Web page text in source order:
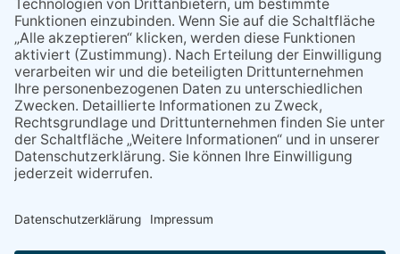
11.03.2026
"Plakatverbot für überregionale
Demos"
04.02.2026
Gelbe Tonne – Ein kleiner Blick
über den Tellerand
04.02.2026
Plastikersparnis durch Nutzung
von Gelber Tonne statt Säcken
NACH OBEN